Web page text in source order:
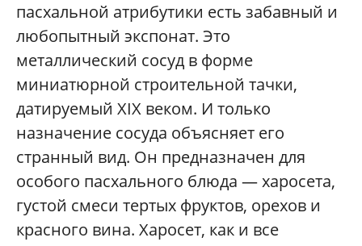
пасхальной атрибутики есть забавный и
любопытный экспонат. Это
металлический сосуд в форме
миниатюрной строительной тачки,
датируемый XIX веком. И только
назначение сосуда объясняет его
странный вид. Он предназначен для
особого пасхального блюда — харосета,
густой смеси тертых фруктов, орехов и
красного вина. Харосет, как и все